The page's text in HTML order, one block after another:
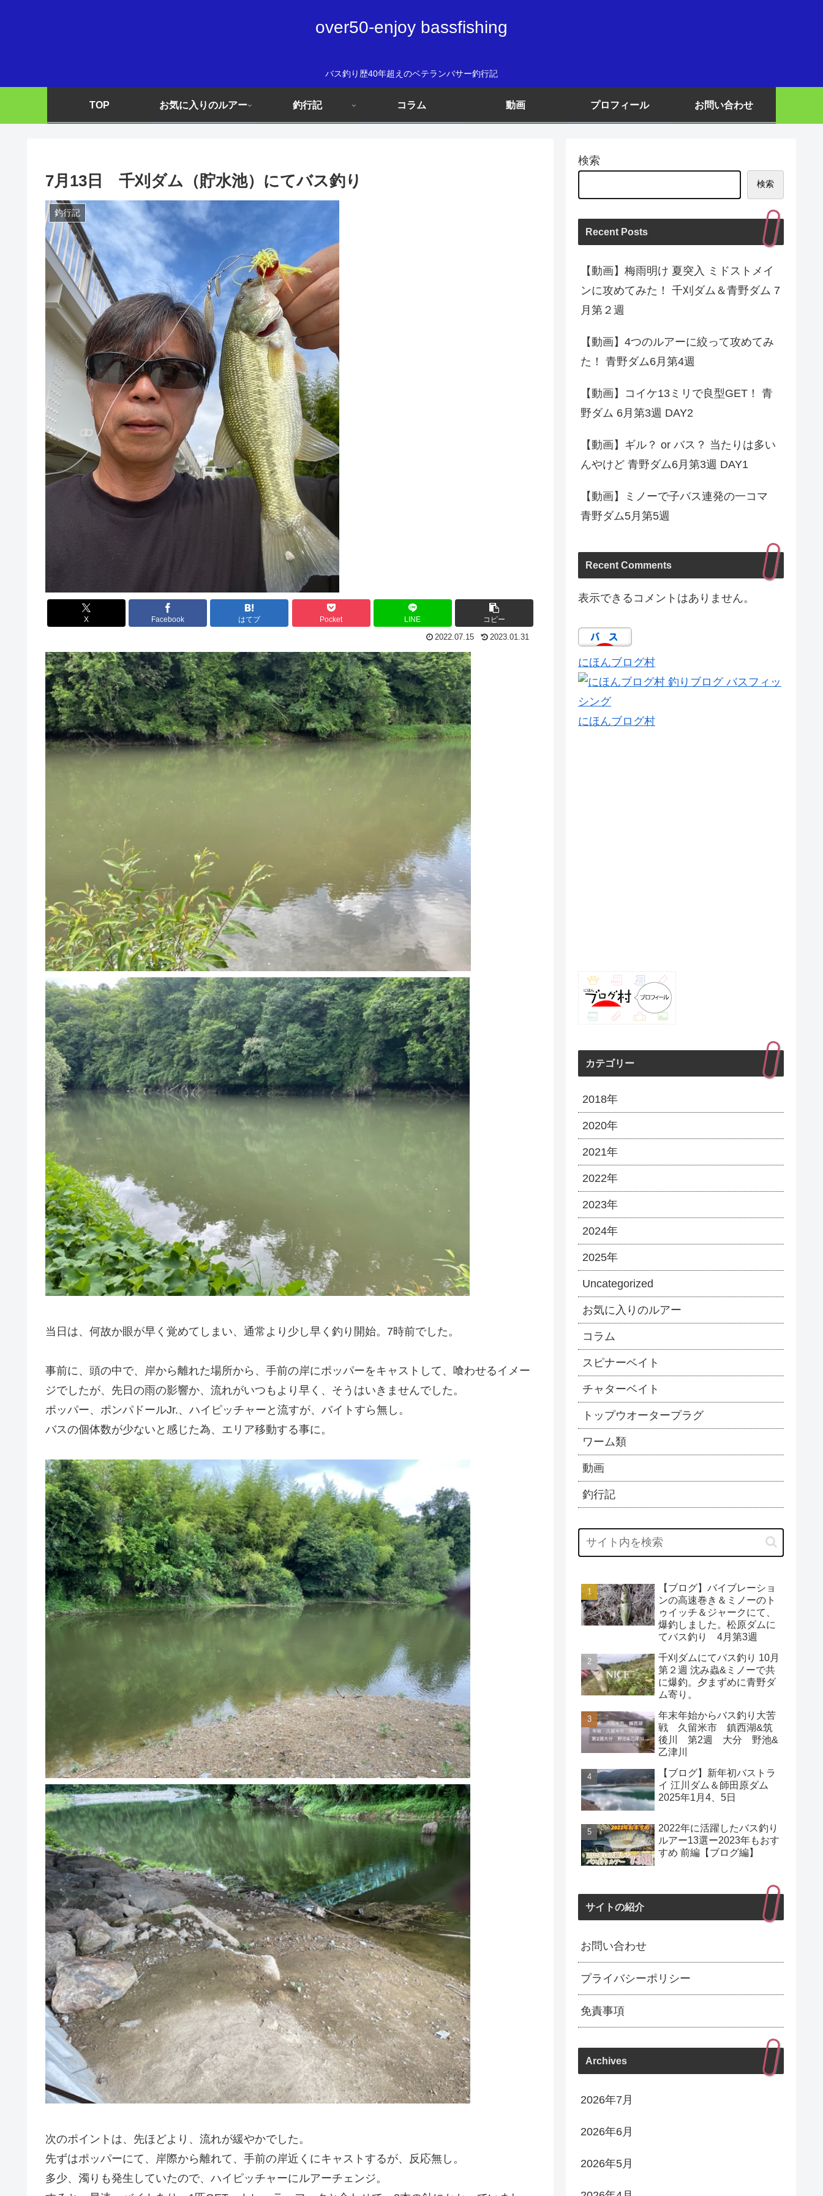
over50-enjoy bassfishing
バス釣り歴40年超えのベテランバサー釣行記
TOP お気に入りのルアー 釣行記 コラム 動画 プロフィール お問い合わせ
7月13日 千刈ダム（貯水池）にてバス釣り
釣行記
X Facebook はてブ Pocket LINE コピー
2022.07.15 2023.01.31
当日は、何故か眼が早く覚めてしまい、通常より少し早く釣り開始。7時前でした。
事前に、頭の中で、岸から離れた場所から、手前の岸にポッパーをキャストして、喰わせるイメー
ジでしたが、先日の雨の影響か、流れがいつもより早く、そうはいきませんでした。
ポッパー、ポンパドールJr.、ハイピッチャーと流すが、バイトすら無し。
バスの個体数が少ないと感じた為、エリア移動する事に。
次のポイントは、先ほどより、流れが緩やかでした。
先ずはポッパーにて、岸際から離れて、手前の岸近くにキャストするが、反応無し。
多少、濁りも発生していたので、ハイピッチャーにルアーチェンジ。
検索
検索
Recent Posts
【動画】梅雨明け 夏突入 ミドストメイ
ンに攻めてみた！ 千刈ダム＆青野ダム 7
月第２週
【動画】4つのルアーに絞って攻めてみ
た！ 青野ダム6月第4週
【動画】コイケ13ミリで良型GET！ 青
野ダム 6月第3週 DAY2
【動画】ギル？ or バス？ 当たりは多い
んやけど 青野ダム6月第3週 DAY1
【動画】ミノーで子バス連発の一コマ
青野ダム5月第5週
Recent Comments
表示できるコメントはありません。
にほんブログ村
にほんブログ村
カテゴリー
2018年
2020年
2021年
2022年
2023年
2024年
2025年
Uncategorized
お気に入りのルアー
コラム
スピナーベイト
チャターベイト
トップウオータープラグ
ワーム類
動画
釣行記
【ブログ】バイブレーショ
ンの高速巻き＆ミノーのト
ゥイッチ＆ジャークにて、
爆釣しました。松原ダムに
てバス釣り 4月第3週
千刈ダムにてバス釣り 10月
第２週 沈み蟲&ミノーで共
に爆釣。夕まずめに青野ダ
ム寄り。
年末年始からバス釣り大苦
戦 久留米市 鎮西湖&筑
後川 第2週 大分 野池&
乙津川
【ブログ】新年初バストラ
イ 江川ダム＆師田原ダム
2025年1月4、5日
2022年に活躍したバス釣り
ルアー13選ー2023年もおす
すめ 前編【ブログ編】
サイトの紹介
お問い合わせ
プライバシーポリシー
免責事項
Archives
2026年7月
2026年6月
2026年5月